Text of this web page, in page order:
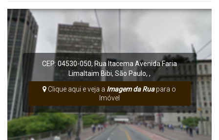
CEP: 04530-050, Rua ItacemaAvenida Faria
LimaItaim Bibi, São Paulo, ,
Clique aqui e veja a Imagem da Ruapara o
Imóvel